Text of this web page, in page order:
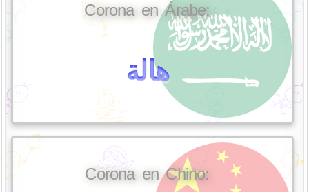
Corona en Árabe:
هالة
Corona en Chino: